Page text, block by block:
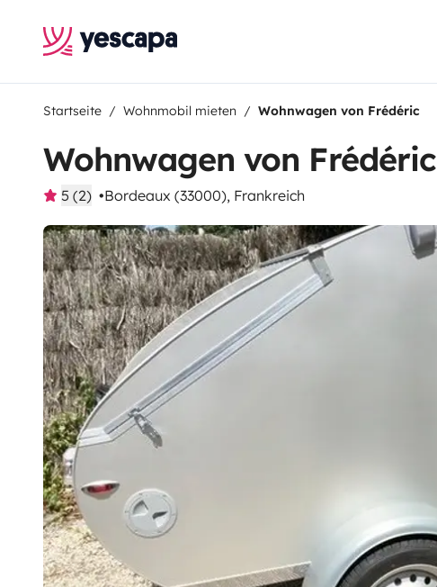
Startseite Wohnmobil mieten Wohnwagen von Frédéric
Wohnwagen von Frédéric
5 (2) Bordeaux (33000), Frankreich